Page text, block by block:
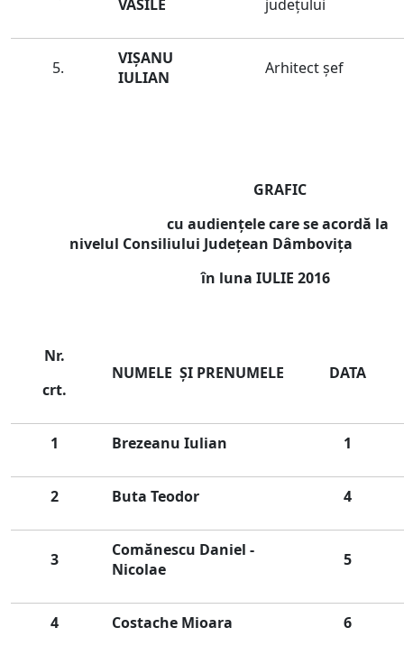
VASILE
judeţului
5.
VIȘANU
IULIAN
Arhitect șef
GRAFIC
cu audienţele care se acordă la
nivelul Consiliului Judeţean Dâmboviţa
în luna IULIE 2016
Nr.
crt.
NUMELE ŞI PRENUMELE DATA
1 Brezeanu Iulian 1
2 Buta Teodor 4
3
Comănescu Daniel -
Nicolae
5
4 Costache Mioara 6